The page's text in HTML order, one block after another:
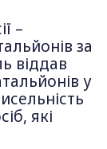
–
за
віддав
у
які